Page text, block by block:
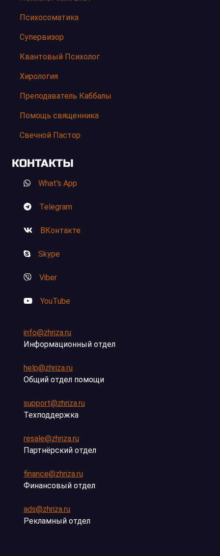
Психосоматика
Супервизор
Квантовый Психолог
Хирология
Преподаватель Каббалы
Помощь священника
Свечной Пастор
КОНТАКТЫ
What's App
Telegram
ВКонтакте
Skype
Viber
YouTube
info@zhriza.ru
Информационный отдел
help@zhriza.ru
Общий отдел помощи
support@zhriza.ru
Техподдержка
resale@zhriza.ru
Партнёрский отдел
finance@zhriza.ru
Финансовый отдел
ads@zhriza.ru
Рекламный отдел